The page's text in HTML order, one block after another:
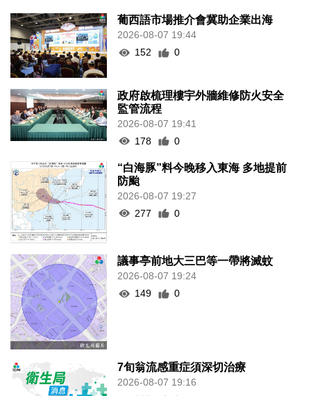
葡西語市場推介會冀助企業出海
2026-08-07 19:44
152
0
政府啟梳理樓宇外牆維修防火安全
監管流程
2026-08-07 19:41
178
0
“白海豚”料今晚移入東海 多地提前
防颱
2026-08-07 19:27
277
0
議事亭前地大三巴等一帶將滅蚊
2026-08-07 19:24
149
0
7旬翁流感重症須深切治療
2026-08-07 19:16